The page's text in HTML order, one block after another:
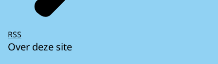
RSS
Over deze site